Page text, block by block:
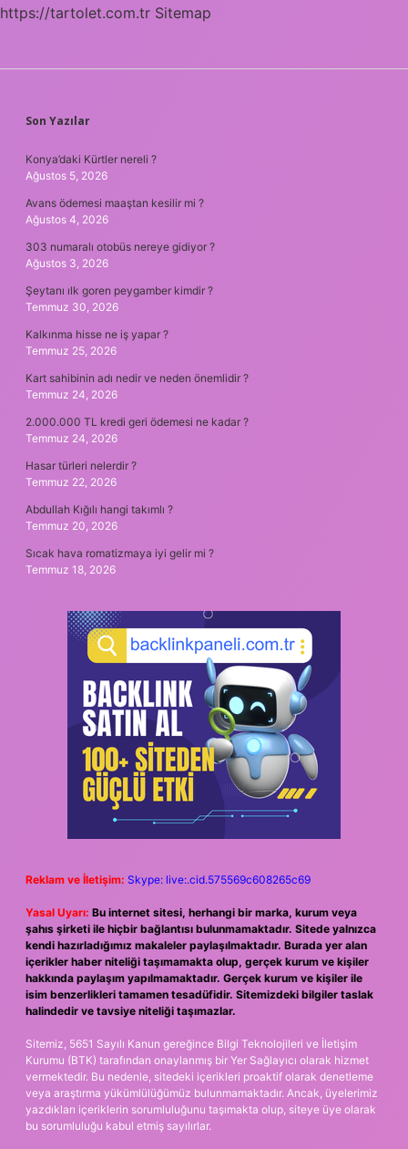
https://tartolet.com.tr Sitemap
SIDEBAR
Son Yazılar
Konya’daki Kürtler nereli ?
Ağustos 5, 2026
Avans ödemesi maaştan kesilir mi ?
Ağustos 4, 2026
303 numaralı otobüs nereye gidiyor ?
Ağustos 3, 2026
Şeytanı ılk goren peygamber kimdir ?
Temmuz 30, 2026
Kalkınma hisse ne iş yapar ?
Temmuz 25, 2026
Kart sahibinin adı nedir ve neden önemlidir ?
Temmuz 24, 2026
2.000.000 TL kredi geri ödemesi ne kadar ?
Temmuz 24, 2026
Hasar türleri nelerdir ?
Temmuz 22, 2026
Abdullah Kığılı hangi takımlı ?
Temmuz 20, 2026
Sıcak hava romatizmaya iyi gelir mi ?
Temmuz 18, 2026
Reklam ve İletişim: Skype: live:.cid.575569c608265c69
Yasal Uyarı: Bu internet sitesi, herhangi bir marka, kurum veya
şahıs şirketi ile hiçbir bağlantısı bulunmamaktadır. Sitede yalnızca
kendi hazırladığımız makaleler paylaşılmaktadır. Burada yer alan
içerikler haber niteliği taşımamakta olup, gerçek kurum ve kişiler
hakkında paylaşım yapılmamaktadır. Gerçek kurum ve kişiler ile
isim benzerlikleri tamamen tesadüfidir. Sitemizdeki bilgiler taslak
halindedir ve tavsiye niteliği taşımazlar.
Sitemiz, 5651 Sayılı Kanun gereğince Bilgi Teknolojileri ve İletişim
Kurumu (BTK) tarafından onaylanmış bir Yer Sağlayıcı olarak hizmet
vermektedir. Bu nedenle, sitedeki içerikleri proaktif olarak denetleme
veya araştırma yükümlülüğümüz bulunmamaktadır. Ancak, üyelerimiz
yazdıkları içeriklerin sorumluluğunu taşımakta olup, siteye üye olarak
bu sorumluluğu kabul etmiş sayılırlar.